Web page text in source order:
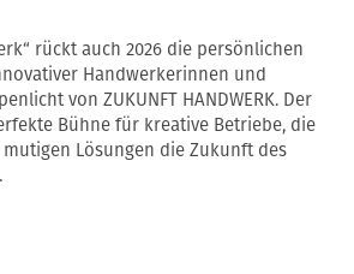
rückt auch 2026 die persönlichen
Handwerkerinnen und
von ZUKUNFT HANDWERK. Der
Bühne für kreative Betriebe, die
Lösungen die Zukunft des